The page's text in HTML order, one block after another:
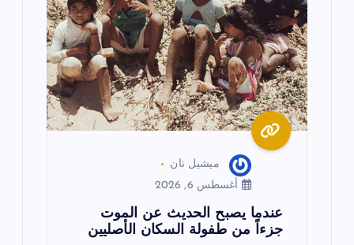
ميشيل نان
أغسطس 6, 2026
عندما يصبح الحديث عن الموت
جزءاً من طفولة السكان الأصليين